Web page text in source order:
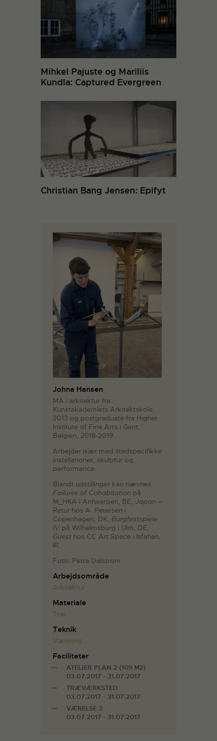
Mihkel Pajuste og Mariliis
Kundla: Captured Evergreen
Christian Bang Jensen: Epifyt
Johna Hansen
MA i arkitektur fra
Kunstakademiets Arkitektskole,
2013 og postgraduate fra Higher
Institute of Fine Arts i Gent,
Belgien, 2018-2019.
Arbejder især med stedspecifikke
installationer, skulptur og
performance.
Blandt udstillinger kan nævnes
Failures of Cohabitation på
M_HKA i Antwerpen, BE, Japan –
Returhos A. Petersen i
Copenhagen, DK, Burgfestspiele
IV på Wilhelmsburg i Ulm, DE,
Guest hos CC Art Space i Isfahan,
IR.
Foto: Petra Dalström
Arbejdsområde
Arkitektur
Materiale
Træ
Teknik
Vævning
Faciliteter
ATELIER PLAN 2 (109 M2)
03.07.2017 - 31.07.2017
TRÆVÆRKSTED
03.07.2017 - 31.07.2017
VÆRELSE 3
03.07.2017 - 31.07.2017